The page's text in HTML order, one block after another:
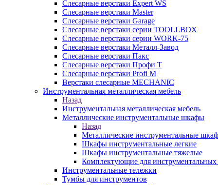
Слесарные верстаки Expert WS
Слесарные верстаки Master
Слесарные верстаки Garage
Слесарные верстаки серии TOOLLBOX
Слесарные верстаки серии WORK-75
Слесарные верстаки Металл-Завод
Слесарные верстаки Пакс
Слесарные верстаки Профи Т
Слесарные верстаки Profi M
Верстаки слесарные MECHANIC
Инструментальная металлическая мебель
Назад
Инструментальная металлическая мебель
Металлические инструментальные шкафы
Назад
Металлические инструментальные
Шкафы инструментальные легкие
Шкафы инструментальные тяжелые
Комплектующие для
Инструментальные тележки
Тумбы для инструментов